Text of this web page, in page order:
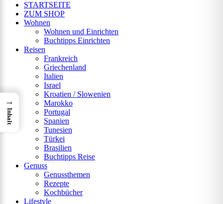
STARTSEITE
ZUM SHOP
Wohnen
Wohnen und Einrichten
Buchtipps Einrichten
Reisen
Frankreich
Griechenland
Italien
Israel
Kroatien / Slowenien
Marokko
Portugal
Spanien
Tunesien
Türkei
Brasilien
Buchtipps Reise
Genuss
Genussthemen
Rezepte
Kochbücher
Lifestyle
→
Inhalt